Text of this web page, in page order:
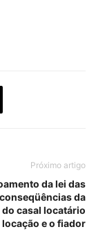
Próximo artigo
da lei das
da
casal locatário
locação e o fiador